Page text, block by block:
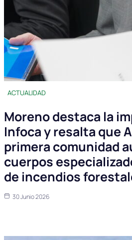
ACTUALIDAD
Moreno destaca la
Infoca y resalta que
primera comunidad
cuerpos
de incendios
30 Junio 2026